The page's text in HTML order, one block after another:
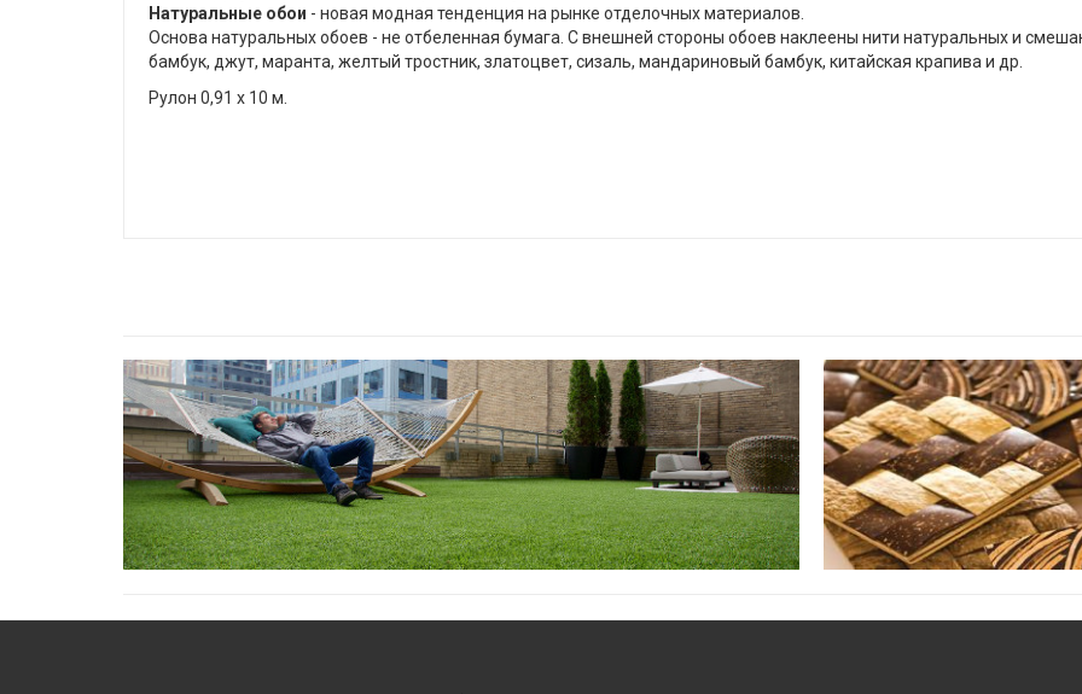
Натуральные обои - новая модная тенденция на рынке отделочных материалов.
Основа натуральных обоев - не отбеленная бумага. С внешней стороны обоев наклеены нити натуральных и
бамбук, джут, маранта, желтый тростник, златоцвет, сизаль, мандариновый бамбук, китайская крапива и др.
Рулон 0,91 х 10 м.